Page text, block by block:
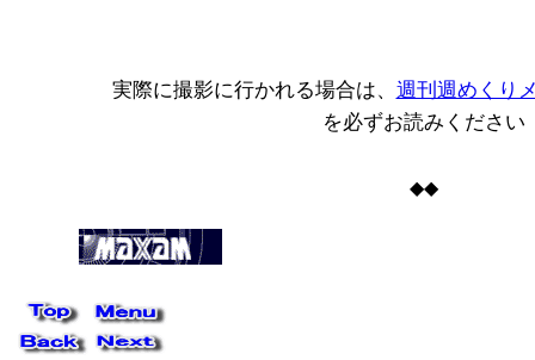
実際に撮影に行かれる場合は、 週刊週めくり
を必ずお読みください
◆◆